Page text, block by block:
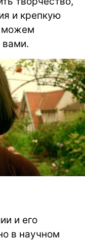
и крепкую
можем
вами.
и его
в научном